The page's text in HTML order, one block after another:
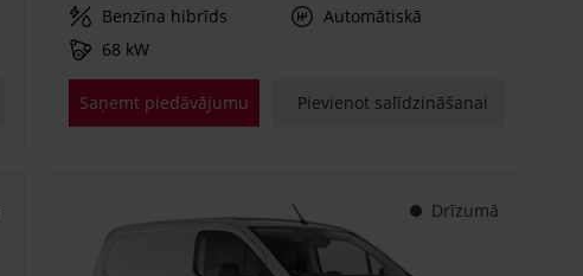
Benzīna hibrīds
Automātiskā
68 kW
Saņemt piedāvājumu Pievienot salīdzināšanai
Drīzumā